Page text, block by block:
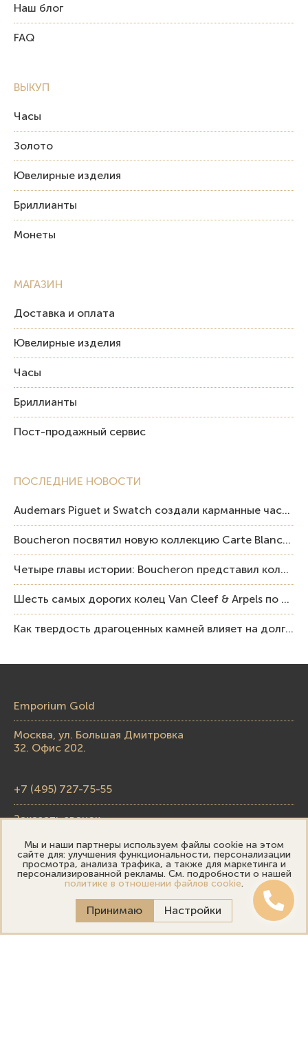
Наш блог
FAQ
ВЫКУП
Часы
Золото
Ювелирные изделия
Бриллианты
Монеты
ПОСЛЕДНИЕ НОВОСТИ
Audemars Piguet и Swatch создали карманные часы в эстетике Royal Oak и Pop Art
Boucheron посвятил новую коллекцию Carte Blanche Human Being человеку и силе мастерства
Четыре главы истории: Boucheron представил коллекцию «Nom: Boucheron, Prénom: Frédéric»
Шесть самых дорогих колец Van Cleef & Arpels по итогам аукционов Sotheby’s
Как твердость драгоценных камней влияет на долговечность ювелирных изделий
МАГАЗИН
Доставка и оплата
Ювелирные изделия
Часы
Бриллианты
Пост-продажный сервис
Emporium Gold
Москва, ул. Большая Дмитровка
32. Офис 202.
+7 (495) 727-75-55
Заказать звонок
skupka@emporiumgold.com
sale@emporiumgold.com
Режим работы:
Пн-Пт: 10:00–20:00
Мы и наши партнеры используем файлы cookie на этом
сайте для: улучшения функциональности, персонализации
просмотра, анализа трафика, а также для маркетинга и
персонализированной рекламы. См. подробности о нашей
политике в отношении файлов cookie.
Принимаю Настройки